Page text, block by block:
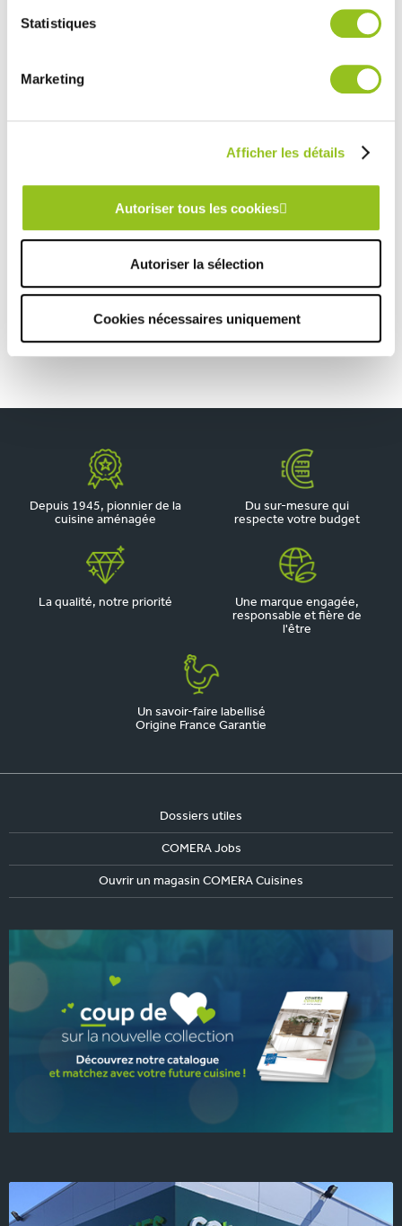
ou qu'ils ont collectées lors de votre utilisation de leurs
Statistiques
Marketing
Afficher les détails
Autoriser tous les cookies
Autoriser la sélection
Cookies nécessaires uniquement
CUISINE À SAINTE-MARINE – CUISINE OUVERTE BLEU ET BOIS
TOUTES NOS RÉALISATIONS
sophistiqué
Depuis 1945, pionnier de la
cuisine aménagée
Du sur-mesure qui
respecte votre budget
La qualité, notre priorité
Une marque engagée,
responsable et fière de
l'être
Un savoir-faire labellisé
Origine France Garantie
Dossiers utiles
COMERA Jobs
Ouvrir un magasin COMERA Cuisines